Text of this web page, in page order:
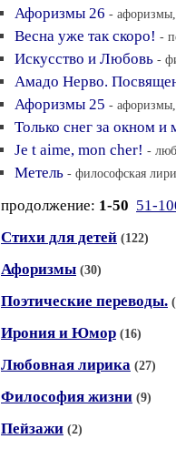
Афоризмы 26 -
Весна уже так скоро! -
Искусство и Любовь -
Амадо Нерво.
Афоризмы 25 -
Только снег за окном и
Je t aime, mon cher! -
Метель - философская
продолжение: 1-50 51-
Стихи для детей (122)
Афоризмы (30)
Поэтические переводы.
Ирония и Юмор (16)
Любовная лирика (27)
Философия жизни (9)
Пейзажи (2)